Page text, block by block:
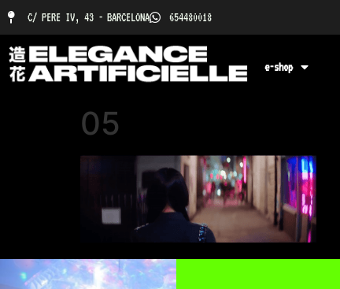
C/ PERE IV, 43 - BARCELONA 654480018
e-shop
05